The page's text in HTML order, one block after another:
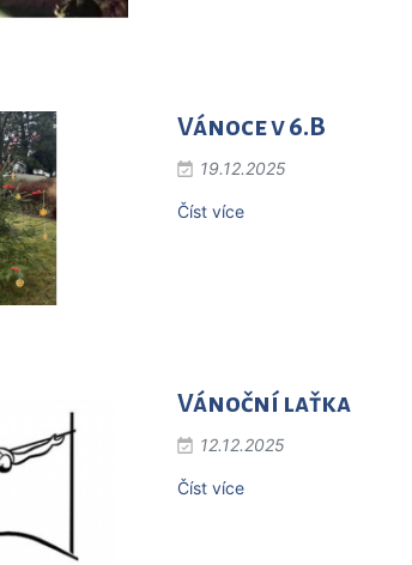
Vánoce v 6.B
19.12.2025
Číst více
Vánoční laťka
12.12.2025
Číst více